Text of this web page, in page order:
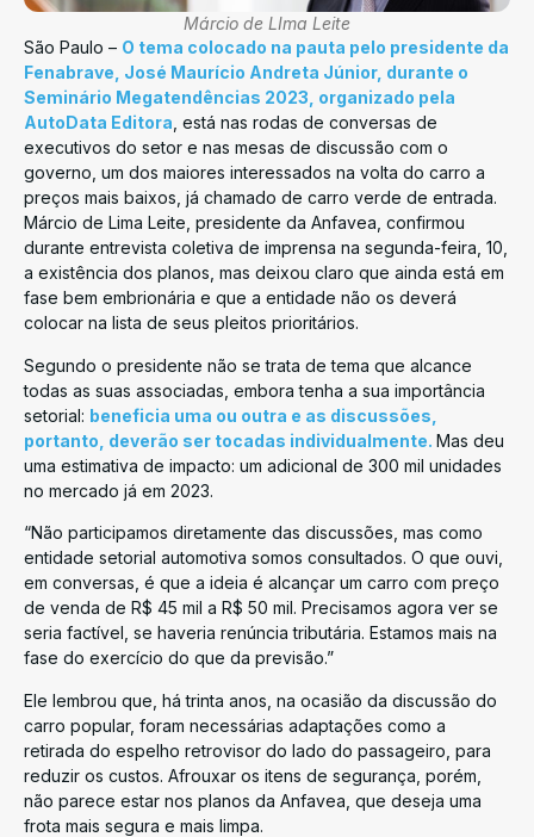
Márcio de LIma Leite
São Paulo – O tema colocado na pauta pelo presidente da
Fenabrave, José Maurício Andreta Júnior, durante o
Seminário Megatendências 2023, organizado pela
AutoData Editora , está nas rodas de conversas de
executivos do setor e nas mesas de discussão com o
governo, um dos maiores interessados na volta do carro a
preços mais baixos, já chamado de carro verde de entrada.
Márcio de Lima Leite, presidente da Anfavea, confirmou
durante entrevista coletiva de imprensa na segunda-feira, 10,
a existência dos planos, mas deixou claro que ainda está em
fase bem embrionária e que a entidade não os deverá
colocar na lista de seus pleitos prioritários.
Segundo o presidente não se trata de tema que alcance
todas as suas associadas, embora tenha a sua importância
setorial: beneficia uma ou outra e as discussões,
portanto, deverão ser tocadas individualmente. Mas deu
uma estimativa de impacto: um adicional de 300 mil unidades
no mercado já em 2023.
“Não participamos diretamente das discussões, mas como
entidade setorial automotiva somos consultados. O que ouvi,
em conversas, é que a ideia é alcançar um carro com preço
de venda de R$ 45 mil a R$ 50 mil. Precisamos agora ver se
seria factível, se haveria renúncia tributária. Estamos mais na
fase do exercício do que da previsão.”
Ele lembrou que, há trinta anos, na ocasião da discussão do
carro popular, foram necessárias adaptações como a
retirada do espelho retrovisor do lado do passageiro, para
reduzir os custos. Afrouxar os itens de segurança, porém,
não parece estar nos planos da Anfavea, que deseja uma
frota mais segura e mais limpa.